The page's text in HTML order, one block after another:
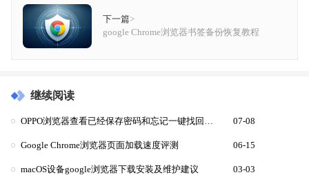
下一篇>
google Chrome浏览器书签备份恢复教程
继续阅读
OPPO浏览器查看已经保存密码和忘记一键找回教程 07-08
Google Chrome浏览器页面加载速度评测 06-15
macOS设备google浏览器下载安装及维护建议 03-03